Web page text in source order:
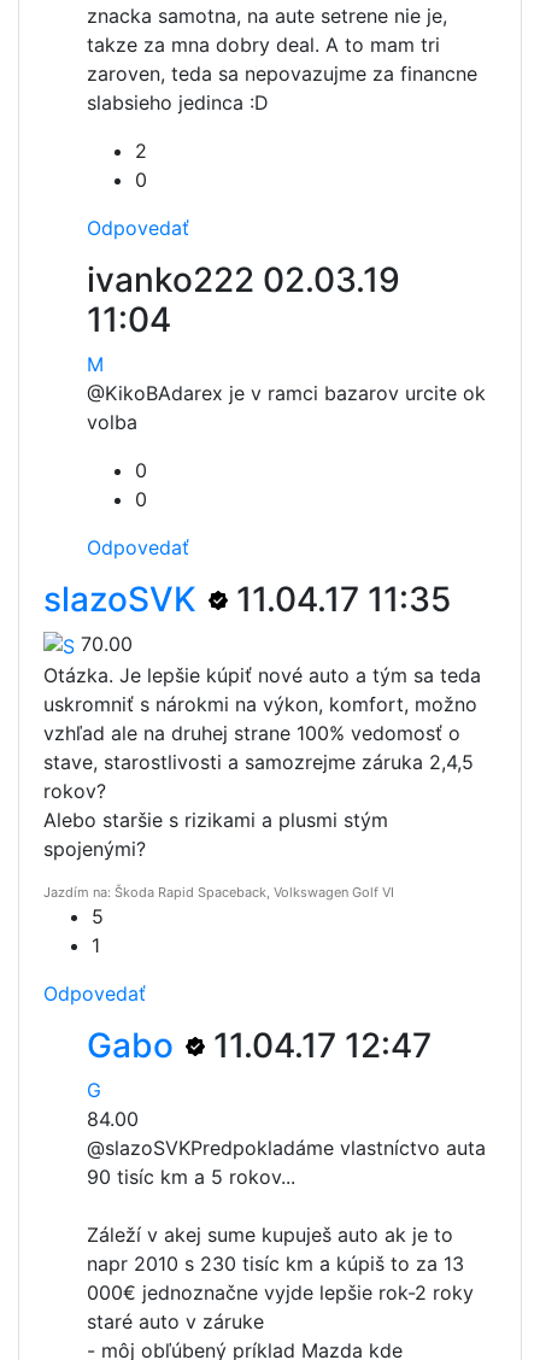
znacka samotna, na aute setrene nie je,
takze za mna dobry deal. A to mam tri
zaroven, teda sa nepovazujme za financne
slabsieho jedinca :D
2
0
Odpovedať
ivanko222 02.03.19
11:04
M
@KikoBAdarex je v ramci bazarov urcite ok
volba
0
0
Odpovedať
slazoSVK 11.04.17 11:35
70.00
Otázka. Je lepšie kúpiť nové auto a tým sa teda
uskromniť s nárokmi na výkon, komfort, možno
vzhľad ale na druhej strane 100% vedomosť o
stave, starostlivosti a samozrejme záruka 2,4,5
rokov?
Alebo staršie s rizikami a plusmi stým
spojenými?
Jazdím na: Škoda Rapid Spaceback, Volkswagen Golf VI
5
1
Odpovedať
Gabo 11.04.17 12:47
G
84.00
@slazoSVKPredpokladáme vlastníctvo auta
90 tisíc km a 5 rokov...
Záleží v akej sume kupuješ auto ak je to
napr 2010 s 230 tisíc km a kúpiš to za 13
000€ jednoznačne vyjde lepšie rok-2 roky
staré auto v záruke
- môj obľúbený príklad Mazda kde